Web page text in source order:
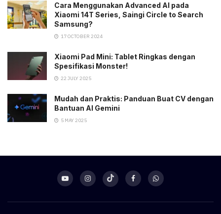
Cara Menggunakan Advanced AI pada
Xiaomi 14T Series, Saingi Circle to Search
Samsung?
17 OCTOBER 2024
Xiaomi Pad Mini: Tablet Ringkas dengan
Spesifikasi Monster!
22 JULY 2025
Mudah dan Praktis: Panduan Buat CV dengan
Bantuan AI Gemini
5 MAY 2025